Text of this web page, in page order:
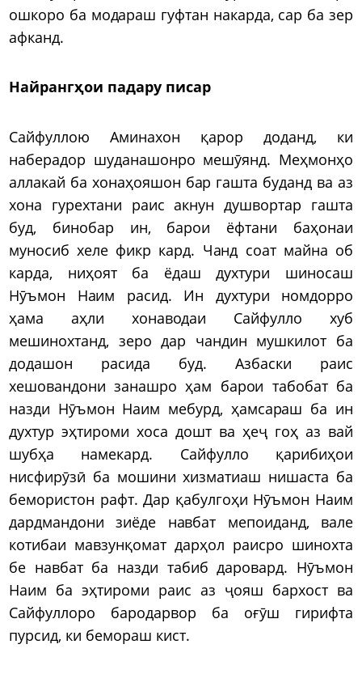
ошкоро ба модараш гуфтан накарда, сар ба зер
афканд.
Найрангҳои падару писар
Сайфуллою Аминахон қарор доданд, ки
наберадор шуданашонро мешӯянд. Меҳмонҳо
аллакай ба хонаҳояшон бар гашта буданд ва аз
хона гурехтани раис акнун душвортар гашта
буд, бинобар ин, барои ёфтани баҳонаи
муносиб хеле фикр кард. Чанд соат майна об
карда, ниҳоят ба ёдаш духтури шиносаш
Нӯъмон Наим расид. Ин духтури номдорро
ҳама аҳли хонаводаи Сайфулло хуб
мешинохтанд, зеро дар чандин мушкилот ба
додашон расида буд. Азбаски раис
хешовандони занашро ҳам барои табобат ба
назди Нӯъмон Наим мебурд, ҳамсараш ба ин
духтур эҳтироми хоса дошт ва ҳеҷ гоҳ аз вай
шубҳа намекард. Сайфулло қарибиҳои
нисфирӯзӣ ба мошини хизматиаш нишаста ба
бемористон рафт. Дар қабулгоҳи Нӯъмон Наим
дардмандони зиёде навбат мепоиданд, вале
котибаи мавзунқомат дарҳол раисро шинохта
бе навбат ба назди табиб даровард. Нӯъмон
Наим ба эҳтироми раис аз ҷояш бархост ва
Сайфуллоро бародарвор ба оғӯш гирифта
пурсид, ки бемораш кист.